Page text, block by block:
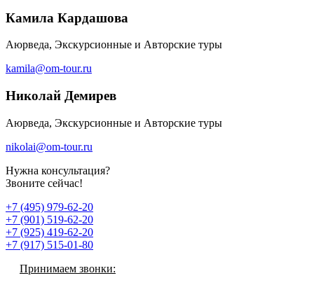
Камила Кардашова
Аюрведа, Экскурсионные и Авторские туры
kamila@om-tour.ru
Николай Демирев
Аюрведа, Экскурсионные и Авторские туры
nikolai@om-tour.ru
Нужна консультация?
Звоните сейчас!
+7 (495) 979-62-20
+7 (901) 519-62-20
+7 (925) 419-62-20
+7 (917) 515-01-80
Принимаем звонки: